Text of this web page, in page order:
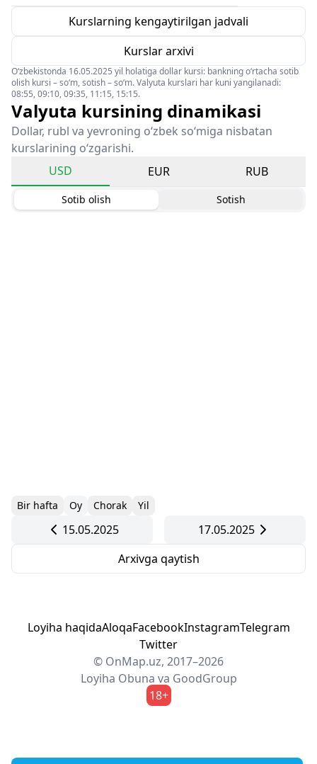
Kurslarning kengaytirilgan jadvali
Kurslar arxivi
O‘zbekistonda 16.05.2025 yil holatiga dollar kursi: bankning o‘rtacha sotib
olish kursi – so‘m, sotish – so‘m. Valyuta kurslari har kuni yangilanadi:
08:55, 09:10, 09:35, 11:15, 15:15.
Valyuta kursining dinamikasi
Dollar, rubl va yevroning o‘zbek so‘miga nisbatan
kurslarining o‘zgarishi.
USD
EUR RUB
Sotib olish Sotish
Bir hafta Oy Chorak Yil
15.05.2025
17.05.2025
Arxivga qaytish
Loyiha haqidaAloqaFacebookInstagramTelegram
Twitter
© OnMap.uz, 2017–2026
Loyiha Obuna va GoodGroup
18+